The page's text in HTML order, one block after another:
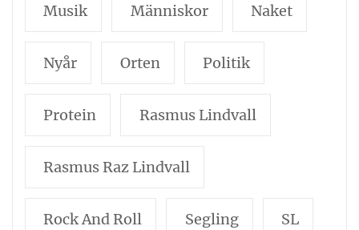
Musik Människor Naket
Nyår Orten Politik
Protein Rasmus Lindvall
Rasmus Raz Lindvall
Rock And Roll Segling SL